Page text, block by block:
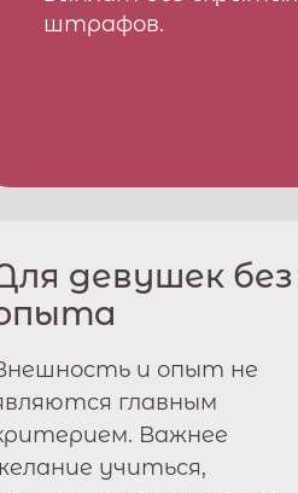
штрафов.
девушек без
и опыт не
главным
Важнее
учиться,